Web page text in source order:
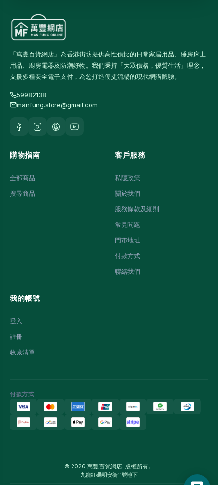
「萬豐百貨網店」為香港街坊提供高性價比的日常家居用品、睡房床上
用品、廚房電器及防潮好物。我們秉持「大眾價格，優質生活」理念，
支援多種安全電子支付，為您打造便捷流暢的現代網購體驗。
59982138
manfung.store@gmail.com
購物指南
全部商品
搜尋商品
客戶服務
私隱政策
關於我們
服務條款及細則
常見問題
門市地址
付款方式
聯絡我們
我的帳號
登入
註冊
收藏清單
付款方式
© 2026 萬豐百貨網店. 版權所有。
九龍紅磡明安街11號地下